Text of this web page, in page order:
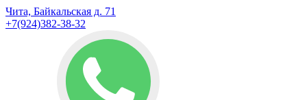
Чита, Байкальская д. 71
+7(924)382-38-32